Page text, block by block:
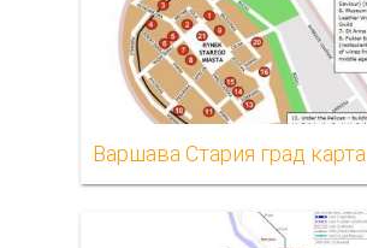
Варшава Стария град карта